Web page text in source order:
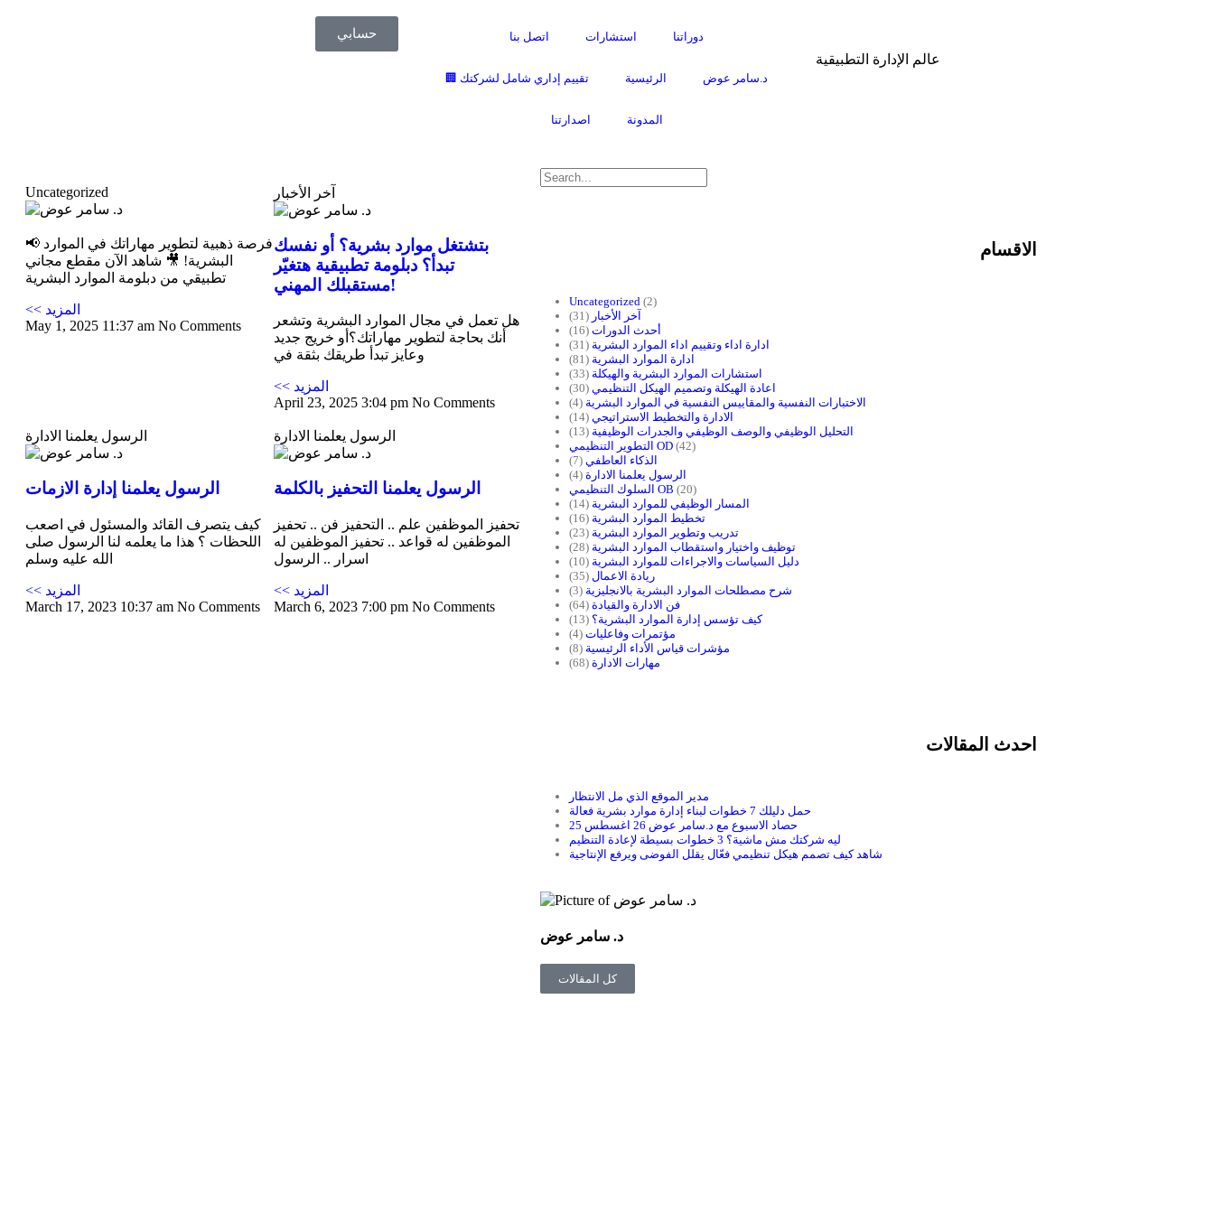
حسابي اتصل بنا استشارات دوراتنا
🏢 تقييم إداري شامل لشركتك الرئيسية د.سامر عوض
اصدارتنا المدونة
عالم الإدارة التطبيقية
Uncategorized
📢 فرصة ذهبية لتطوير مهاراتك في الموارد
البشرية! 🎥 شاهد الآن مقطع مجاني
تطبيقي من دبلومة الموارد البشرية
<< المزيد
May 1, 2025 11:37 am No Comments
آخر الأخبار
بتشتغل موارد بشرية؟ أو نفسك
تبدأ؟ دبلومة تطبيقية هتغيّر
مستقبلك المهني!
هل تعمل في مجال الموارد البشرية وتشعر
أنك بحاجة لتطوير مهاراتك؟أو خريج جديد
وعايز تبدأ طريقك بثقة في
<< المزيد
April 23, 2025 3:04 pm No Comments
الرسول يعلمنا الادارة
الرسول يعلمنا إدارة الازمات
كيف يتصرف القائد والمسئول في اصعب
اللحظات ؟ هذا ما يعلمه لنا الرسول صلى
الله عليه وسلم
<< المزيد
March 17, 2023 10:37 am No Comments
الرسول يعلمنا الادارة
الرسول يعلمنا التحفيز بالكلمة
تحفيز الموظفين علم .. التحفيز فن .. تحفيز
الموظفين له قواعد .. تحفيز الموظفين له
اسرار .. الرسول
<< المزيد
March 6, 2023 7:00 pm No Comments
الاقسام
Uncategorized (2)
آخر الأخبار (31)
أحدث الدورات (16)
ادارة اداء وتقييم اداء الموارد البشرية (31)
ادارة الموارد البشرية (81)
استشارات الموارد البشرية والهيكلة (33)
اعادة الهيكلة وتصميم الهيكل التنظيمي (30)
الاختبارات النفسية والمقاييس النفسية في الموارد البشرية (4)
الادارة والتخطيط الاستراتيجي (14)
التحليل الوظيفي والوصف الوظيفي والجدرات الوظيفية (13)
التطوير التنظيمي OD (42)
الذكاء العاطفي (7)
الرسول يعلمنا الادارة (4)
السلوك التنظيمي OB (20)
المسار الوظيفي للموارد البشرية (14)
تخطيط الموارد البشرية (16)
تدريب وتطوير الموارد البشرية (23)
توظيف واختيار واستقطاب الموارد البشرية (28)
دليل السياسات والاجراءات للموارد البشرية (10)
ريادة الاعمال (35)
شرح مصطلحات الموارد البشرية بالانجليزية (3)
فن الادارة والقيادة (64)
كيف تؤسس إدارة الموارد البشرية؟ (13)
مؤتمرات وفاعليات (4)
مؤشرات قياس الأداء الرئيسية (8)
مهارات الادارة (68)
احدث المقالات
مدير الموقع الذي مل الانتظار
حمل دليلك 7 خطوات لبناء إدارة موارد بشرية فعالة
حصاد الاسبوع مع د.سامر عوض 26 اغسطس 25
ليه شركتك مش ماشية؟ 3 خطوات بسيطة لإعادة التنظيم
شاهد كيف تصمم هيكل تنظيمي فعّال يقلل الفوضى ويرفع الإنتاجية
د. سامر عوض
كل المقالات